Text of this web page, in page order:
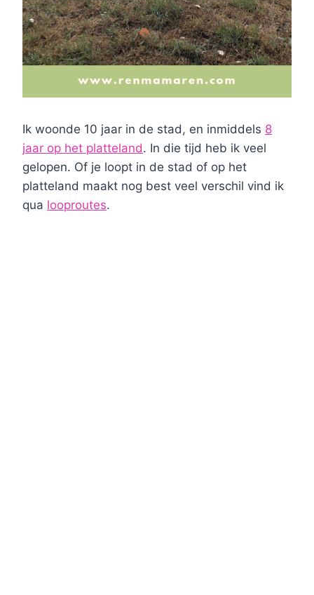
Ik woonde 10 jaar in de stad, en inmiddels 8
jaar op het platteland. In die tijd heb ik veel
gelopen. Of je loopt in de stad of op het
platteland maakt nog best veel verschil vind ik
qua looproutes.